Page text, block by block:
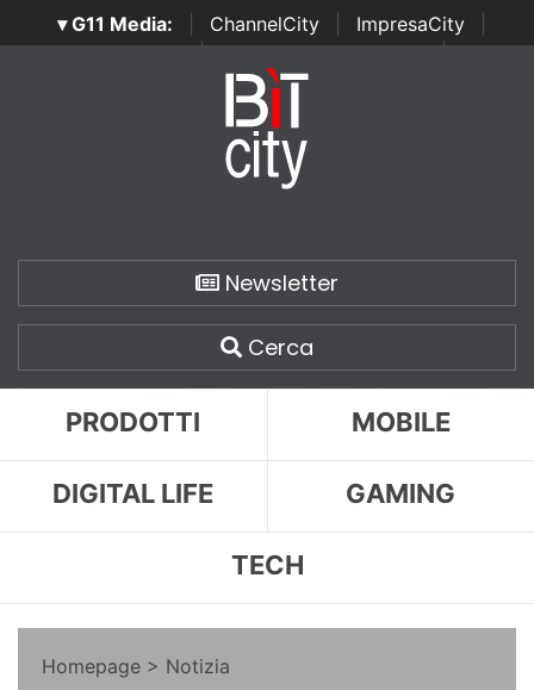
▾ G11 Media: ChannelCity ImpresaCity
SecurityOpenLab | Italian Channel Awards | Italian
Italian Security Awards
Newsletter
Cerca
PRODOTTI MOBILE
DIGITAL LIFE GAMING
TECH
Homepage > Notizia